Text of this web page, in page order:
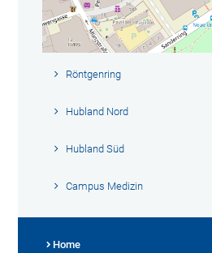
Röntgenring
Hubland Nord
Hubland Süd
Campus Medizin
Home